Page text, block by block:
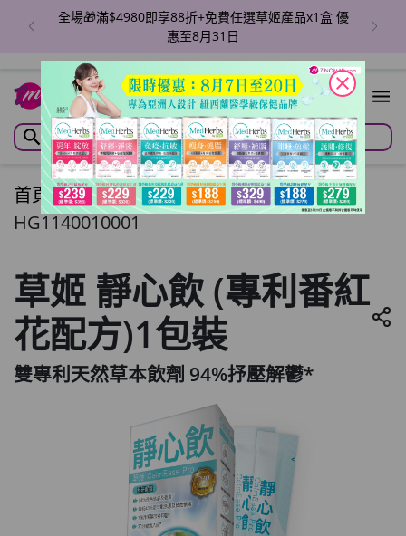
全場🎁滿$4980即享88折+免費任選草姬產品x1盒 優
惠至8月31日
首頁/草姬 靜心飲 (專利番紅花配方)1包裝
HG1140010001
草姬 靜心飲 (專利番紅
花配方)1包裝
雙專利天然草本飲劑 94%抒壓解鬱*
close